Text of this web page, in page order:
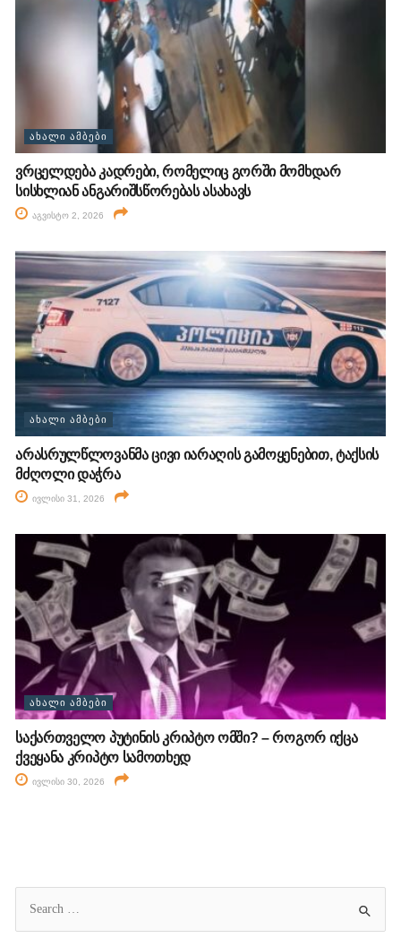
ᲐᲮᲐᲚᲘ ᲐᲛᲑᲔᲑᲘ
ვრცელდება კადრები, რომელიც გორში მომხდარ
სისხლიან ანგარიშსწორებას ასახავს
აგვისტო 2, 2026
ᲐᲮᲐᲚᲘ ᲐᲛᲑᲔᲑᲘ
არასრულწლოვანმა ცივი იარაღის გამოყენებით, ტაქსის
მძღოლი დაჭრა
ივლისი 31, 2026
ᲐᲮᲐᲚᲘ ᲐᲛᲑᲔᲑᲘ
საქართველო პუტინის კრიპტო ომში? – როგორ იქცა
ქვეყანა კრიპტო სამოთხედ
ივლისი 30, 2026